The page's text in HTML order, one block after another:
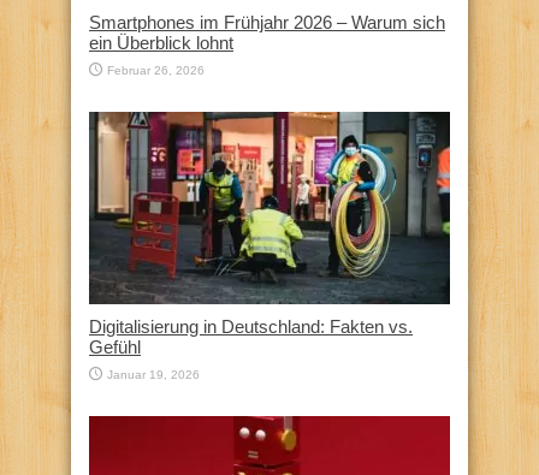
Smartphones im Frühjahr 2026 – Warum sich
ein Überblick lohnt
Februar 26, 2026
Digitalisierung in Deutschland: Fakten vs.
Gefühl
Januar 19, 2026